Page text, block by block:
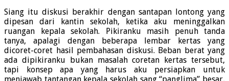
Siang itu diskusi berakhir dengan santapan lontong yang
dipesan dari kantin sekolah, ketika aku meninggalkan
ruangan kepala sekolah. Pikiranku masih penuh tanda
tanya, apalagi dengan beberapa lembar kertas yang
dicoret-coret hasil pembahasan diskusi. Beban berat yang
ada dipikiranku bukan masalah coretan kertas tersebut,
tapi konsep apa yang harus aku persiapkan untuk